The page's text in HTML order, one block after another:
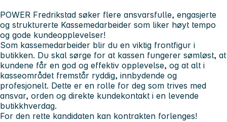
POWER Fredrikstad søker flere ansvarsfulle, engasjerte
og strukturerte Kassemedarbeider som liker høyt tempo
og gode kundeopplevelser!
Som kassemedarbeider blir du en viktig frontfigur i
butikken. Du skal sørge for at kassen fungerer sømløst, at
kundene får en god og effektiv opplevelse, og at alt i
kasseområdet fremstår ryddig, innbydende og
profesjonelt. Dette er en rolle for deg som trives med
ansvar, orden og direkte kundekontakt i en levende
butikkhverdag.
For den rette kandidaten kan kontrakten forlenges!